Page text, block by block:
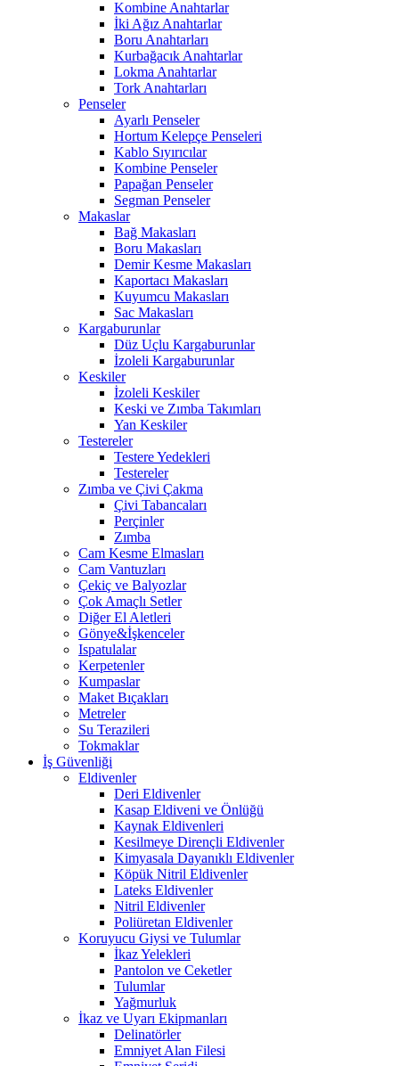
Kombine Anahtarlar
İki Ağız Anahtarlar
Boru Anahtarları
Kurbağacık Anahtarlar
Lokma Anahtarlar
Tork Anahtarları
Penseler
Ayarlı Penseler
Hortum Kelepçe Penseleri
Kablo Sıyırıcılar
Kombine Penseler
Papağan Penseler
Segman Penseler
Makaslar
Bağ Makasları
Boru Makasları
Demir Kesme Makasları
Kaportacı Makasları
Kuyumcu Makasları
Sac Makasları
Kargaburunlar
Düz Uçlu Kargaburunlar
İzoleli Kargaburunlar
Keskiler
İzoleli Keskiler
Keski ve Zımba Takımları
Yan Keskiler
Testereler
Testere Yedekleri
Testereler
Zımba ve Çivi Çakma
Çivi Tabancaları
Perçinler
Zımba
Cam Kesme Elmasları
Cam Vantuzları
Çekiç ve Balyozlar
Çok Amaçlı Setler
Diğer El Aletleri
Gönye&İşkenceler
Ispatulalar
Kerpetenler
Kumpaslar
Maket Bıçakları
Metreler
Su Terazileri
Tokmaklar
İş Güvenliği
Eldivenler
Deri Eldivenler
Kasap Eldiveni ve Önlüğü
Kaynak Eldivenleri
Kesilmeye Dirençli Eldivenler
Kimyasala Dayanıklı Eldivenler
Köpük Nitril Eldivenler
Lateks Eldivenler
Nitril Eldivenler
Poliüretan Eldivenler
Koruyucu Giysi ve Tulumlar
İkaz Yelekleri
Pantolon ve Ceketler
Tulumlar
Yağmurluk
İkaz ve Uyarı Ekipmanları
Delinatörler
Emniyet Alan Filesi